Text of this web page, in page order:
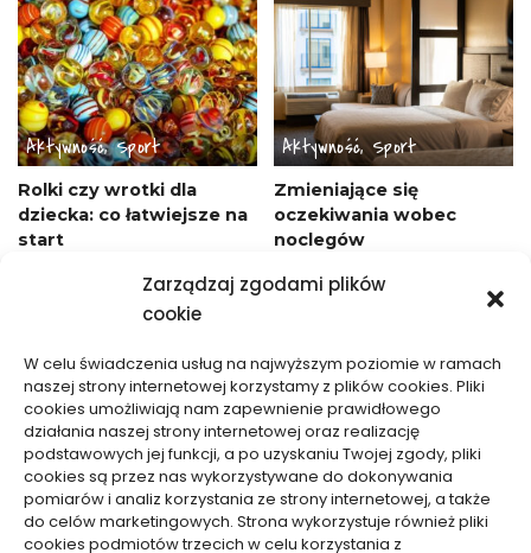
Zarządzaj zgodami plików
cookie
W celu świadczenia usług na najwyższym poziomie w ramach
naszej strony internetowej korzystamy z plików cookies. Pliki
cookies umożliwiają nam zapewnienie prawidłowego
działania naszej strony internetowej oraz realizację
podstawowych jej funkcji, a po uzyskaniu Twojej zgody, pliki
cookies są przez nas wykorzystywane do dokonywania
pomiarów i analiz korzystania ze strony internetowej, a także
do celów marketingowych. Strona wykorzystuje również pliki
cookies podmiotów trzecich w celu korzystania z
Aktywność, Sport
Rolki czy wrotki dla
dziecka: co łatwiejsze na
start
Aktywność, Sport
Zmieniające się
oczekiwania wobec
noclegów
18/01/2026
Aktywność, Sport
Jak wybrać damski strój
sportowy zapewniający
Aktywność, Sport
Jak pakować odzież na
camping? Sprawdź trik,